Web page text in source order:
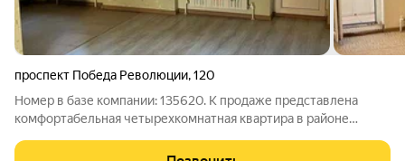
проспект Победа Революции,120
Номер в базе компании: 135620. К продаже представлена
комфортабельная четырехкомнатная квартира в районе
метров расположена на 3 этаже 5 этажного кирпичного дома.